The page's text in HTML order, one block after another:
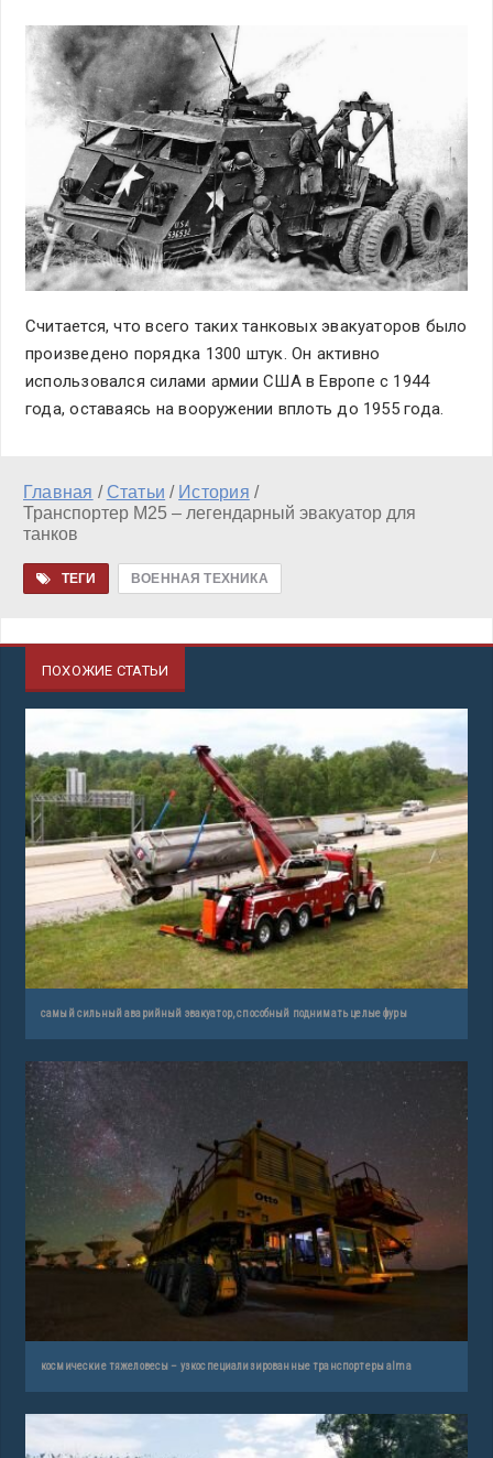
Считается, что всего таких танковых эвакуаторов было
произведено порядка 1300 штук. Он активно
использовался силами армии США в Европе с 1944
года, оставаясь на вооружении вплоть до 1955 года.
Главная / Статьи / История /
Транспортер М25 – легендарный эвакуатор для
танков
ТЕГИ ВОЕННАЯ ТЕХНИКА
ПОХОЖИЕ СТАТЬИ
самый сильный аварийный эвакуатор, способный поднимать целые фуры
космические тяжеловесы – узкоспециализированные транспортеры alma